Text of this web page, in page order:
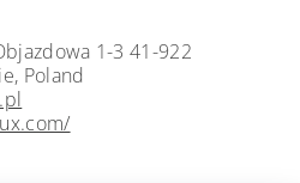
1-3 41-922
Poland